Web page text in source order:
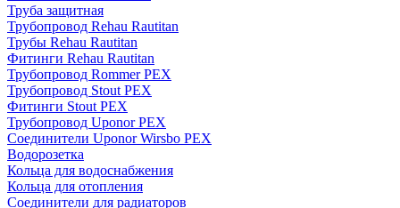
Труба защитная
Трубопровод Rehau Rautitan
Трубы Rehau Rautitan
Фитинги Rehau Rautitan
Трубопровод Rommer PEX
Трубопровод Stout PEX
Фитинги Stout PEX
Трубопровод Uponor PEX
Соединители Uponor Wirsbo PEX
Водорозетка
Кольца для водоснабжения
Кольца для отопления
Соединители для радиаторов